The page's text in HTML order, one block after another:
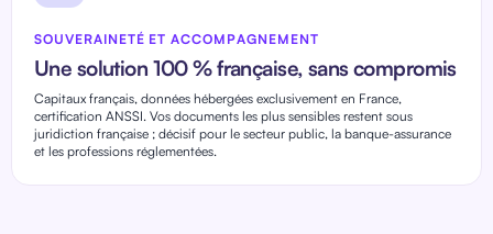
SOUVERAINETÉ ET ACCOMPAGNEMENT
Une solution 100 % française, sans compromis
Capitaux français, données hébergées exclusivement en France,
certification ANSSI. Vos documents les plus sensibles restent sous
juridiction française ; décisif pour le secteur public, la banque-assurance
et les professions réglementées.